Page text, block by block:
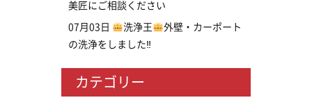
美匠にご相談ください
07月03日 洗浄王
外壁・カーポート
の洗浄をしました‼
カテゴリー